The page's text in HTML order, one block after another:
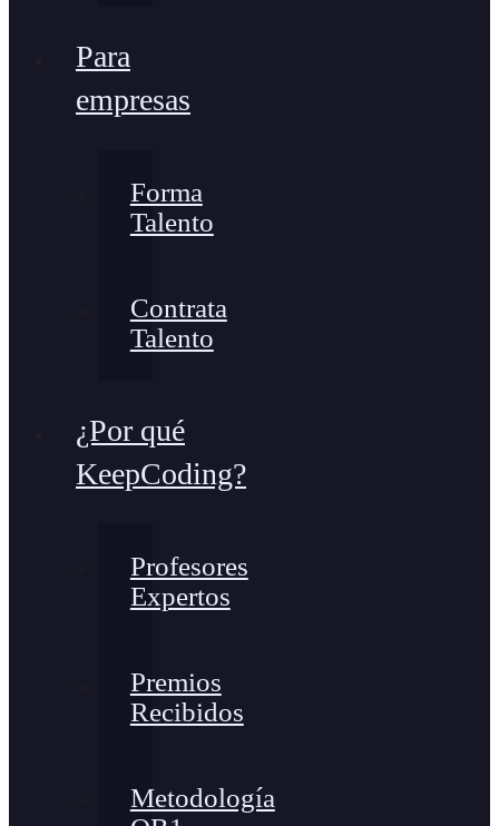
Para
empresas
Forma
Talento
Contrata
Talento
¿Por qué
KeepCoding?
Profesores
Expertos
Premios
Recibidos
Metodología